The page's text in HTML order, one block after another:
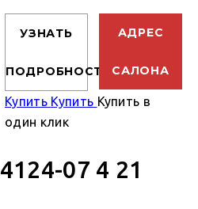
УЗНАТЬ
ПОДРОБНОСТИ
АДРЕС
САЛОНА
Купить Купить Купить в
один клик
07 4 21